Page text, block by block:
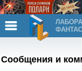
Сообщения и